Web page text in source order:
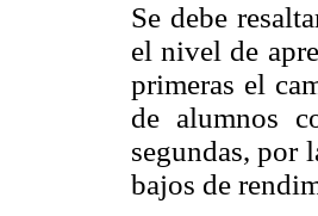
Se debe
el nivel de
primeras el
de alumnos
segundas, por
bajos de